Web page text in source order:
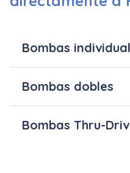
Bombas
Bombas dobles
Bombas Thru-